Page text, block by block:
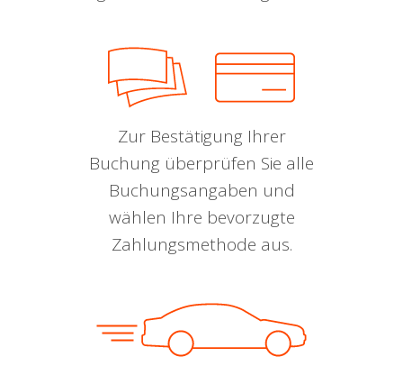
Zur Bestätigung Ihrer
Buchung überprüfen Sie alle
Buchungsangaben und
wählen Ihre bevorzugte
Zahlungsmethode aus.